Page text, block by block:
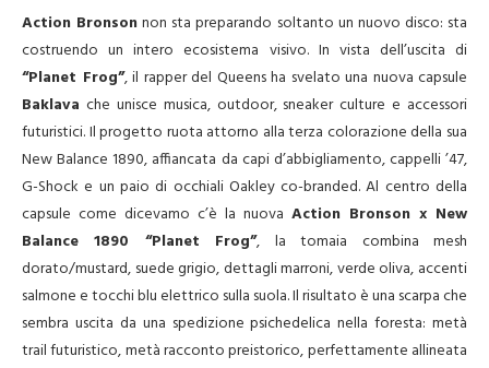
Action Bronsonnon sta preparando soltanto un nuovo disco: sta
costruendo un intero ecosistema visivo. In vista dell’uscita di
“Planet Frog”, il rapper del Queens ha svelato una nuova capsule
Baklava che unisce musica, outdoor, sneaker culture e accessori
futuristici. Il progetto ruota attorno alla terza colorazione della sua
New Balance 1890, affiancata da capi d’abbigliamento, cappelli ’47,
G-Shock e un paio di occhiali Oakley co-branded. Al centro della
capsule come dicevamo c’è la nuova Action Bronson x New
Balance 1890 “Planet Frog”, la tomaia combina mesh
dorato/mustard, suede grigio, dettagli marroni, verde oliva, accenti
salmone e tocchi blu elettrico sulla suola. Il risultato è una scarpa che
sembra uscita da una spedizione psichedelica nella foresta: metà
trail futuristico, metà racconto preistorico, perfettamente allineata